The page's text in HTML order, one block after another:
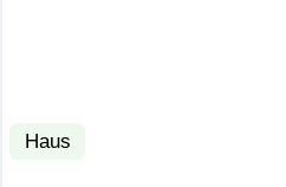
Haus